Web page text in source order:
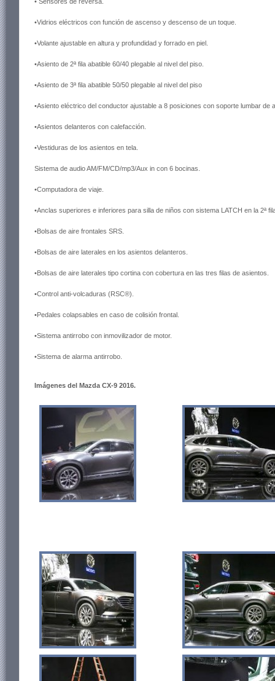
•Vidrios eléctricos con función de ascenso y descenso de un toque.
•Volante ajustable en altura y profundidad y forrado en piel.
•Asiento de 2ª fila abatible 60/40 plegable al nivel del piso.
•Asiento de 3ª fila abatible 50/50 plegable al nivel del piso
•Asiento eléctrico del conductor ajustable a 8 posiciones con soporte lumbar de
•Asientos delanteros con calefacción.
•Vestiduras de los asientos en tela.
Sistema de audio AM/FM/CD/mp3/Aux in con 6 bocinas.
•Computadora de viaje.
•Anclas superiores e inferiores para silla de niños con sistema LATCH en la 2ª
•Bolsas de aire frontales SRS.
•Bolsas de aire laterales en los asientos delanteros.
•Bolsas de aire laterales tipo cortina con cobertura en las tres filas de asientos.
•Control anti-volcaduras (RSC®).
•Pedales colapsables en caso de colisión frontal.
•Sistema antirrobo con inmovilizador de motor.
•Sistema de alarma antirrobo.
Imágenes del Mazda CX-9 2016.